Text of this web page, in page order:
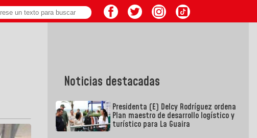
Noticias destacadas
Presidenta (E) Delcy Rodríguez ordena
Plan maestro de desarrollo logístico y
turístico para La Guaira